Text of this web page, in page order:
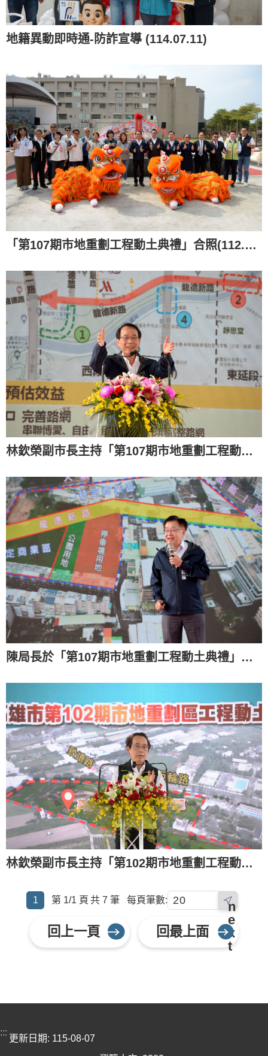
地籍異動即時通-防詐宣導 (114.07.11)
「第107期市地重劃工程動土典禮」合照(112.11.08)
林欽榮副市長主持「第107期市地重劃工程動土典禮」(112.11.08)
陳局長於「第107期市地重劃工程動土典禮」工程簡介(112.11.08)
林欽榮副市長主持「第102期市地重劃工程動土典禮」(111.09.26)
1 第 1/1 頁 共 7 筆 每頁筆數:
n
e
x
t
回上一頁 回最上面
:::
更新日期
115-08-07